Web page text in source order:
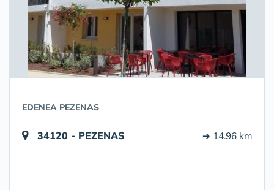
EDENEA PEZENAS
34120 - PEZENAS ➔ 14.96 km